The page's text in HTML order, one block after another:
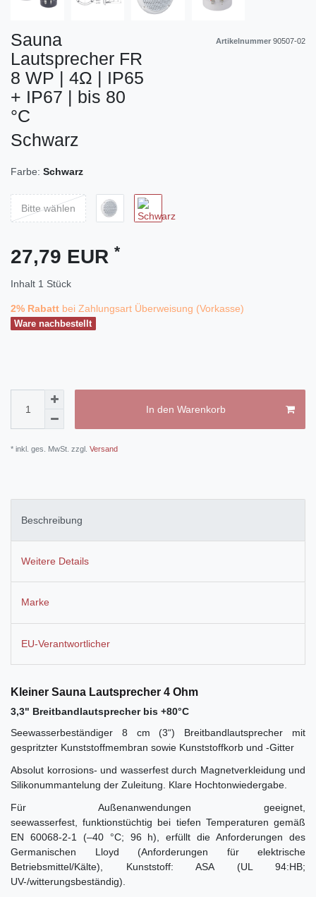
Sauna
Lautsprecher FR
8 WP | 4Ω | IP65
+ IP67 | bis 80
°C
Schwarz
Artikelnummer 90507-02
Farbe: Schwarz
Bitte wählen
27,79 EUR *
Inhalt 1 Stück
2% Rabatt bei Zahlungsart Überweisung (Vorkasse)
Ware nachbestellt
In den Warenkorb
* inkl. ges. MwSt. zzgl. Versand
Beschreibung
Weitere Details
Marke
EU-Verantwortlicher
Kleiner Sauna Lautsprecher 4 Ohm
3,3" Breitbandlautsprecher bis +80°C
Seewasserbeständiger 8 cm (3“) Breitbandlautsprecher mit
gespritzter Kunststoffmembran sowie Kunststoffkorb und -Gitter
Absolut korrosions- und wasserfest durch Magnetverkleidung und
Silikonummantelung der Zuleitung. Klare Hochtonwiedergabe.
Für Außenanwendungen geeignet,
seewasserfest, funktionstüchtig bei tiefen Temperaturen gemäß
EN 60068-2-1 (–40 °C; 96 h), erfüllt die Anforderungen des
Germanischen Lloyd (Anforderungen für elektrische
Betriebsmittel/Kälte), Kunststoff: ASA (UL 94:HB;
UV-/witterungsbeständig).